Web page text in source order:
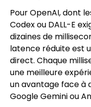
Pour OpenAI, dont
Codex ou DALL-E
dizaines de
latence réduite est
direct. Chaque
une meilleure
un avantage face à
Google Gemini ou